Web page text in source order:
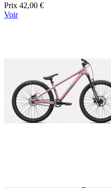
Prix 42,00 €
Voir